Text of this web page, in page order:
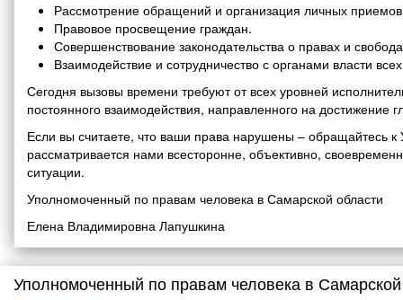
Рассмотрение обращений и организация личных
Правовое просвещение граждан.
Совершенствование законодательства о правах и
Взаимодействие и сотрудничество с органами власти
Сегодня вызовы времени требуют от всех уровней
постоянного взаимодействия, направленного на
Если вы считаете, что ваши права нарушены – обращайтесь
рассматривается нами всесторонне, объективно,
ситуации.
Уполномоченный по правам человека в Самарской области
Елена Владимировна Лапушкина
Уполномоченный по правам человека в